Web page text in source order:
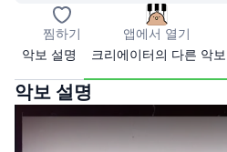
찜하기 앱에서 열기
악보 설명
크리에이터의 다른 악보
악보 설명